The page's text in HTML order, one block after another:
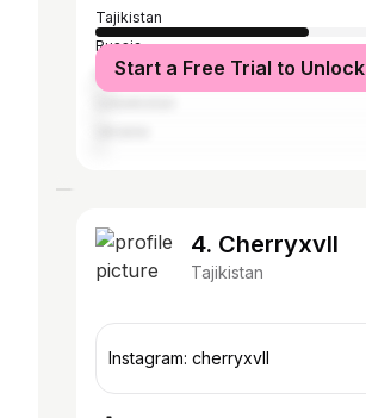
Tajikistan
Russia
Kazakhstan
Start a Free Trial to Unlock
4. Cherryxvll
Tajikistan
Instagram: cherryxvll